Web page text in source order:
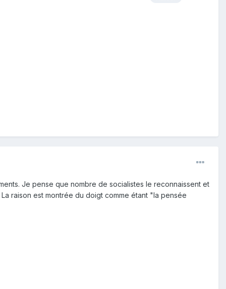
Je pense que nombre de socialistes le reconnaissent et
raison est montrée du doigt comme étant "la pensée